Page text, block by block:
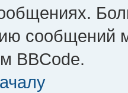
сообщений
BBCode.